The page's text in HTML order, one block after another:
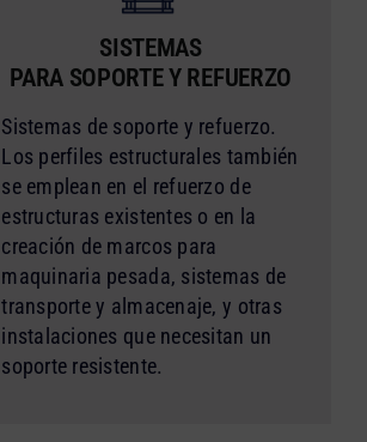
SISTEMAS
PARA SOPORTE Y REFUERZO
Sistemas de soporte y refuerzo.
Los perfiles estructurales también
se emplean en el refuerzo de
estructuras existentes o en la
creación de marcos para
maquinaria pesada, sistemas de
transporte y almacenaje, y otras
instalaciones que necesitan un
soporte resistente.